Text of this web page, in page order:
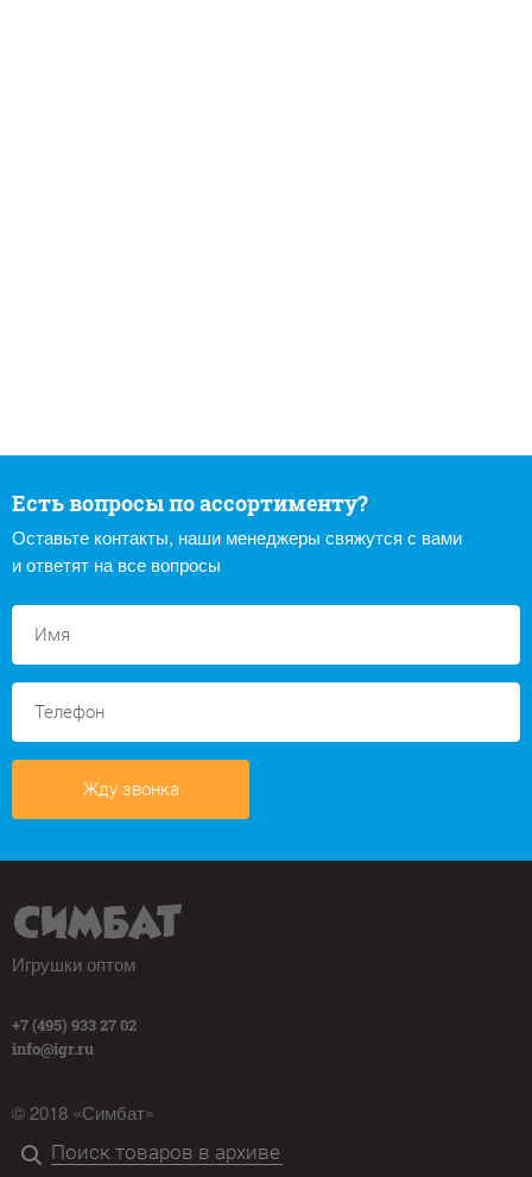
Есть вопросы по ассортименту?
Оставьте контакты, наши менеджеры свяжутся с вами
и ответят на все вопросы
Жду звонка
Игрушки оптом
+7 (495) 933 27 02
info@igr.ru
© 2018 «Симбат»